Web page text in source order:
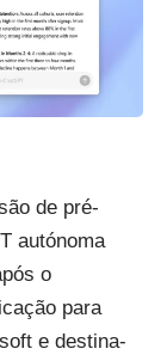
de pré-
autónoma
o
para
e destina-